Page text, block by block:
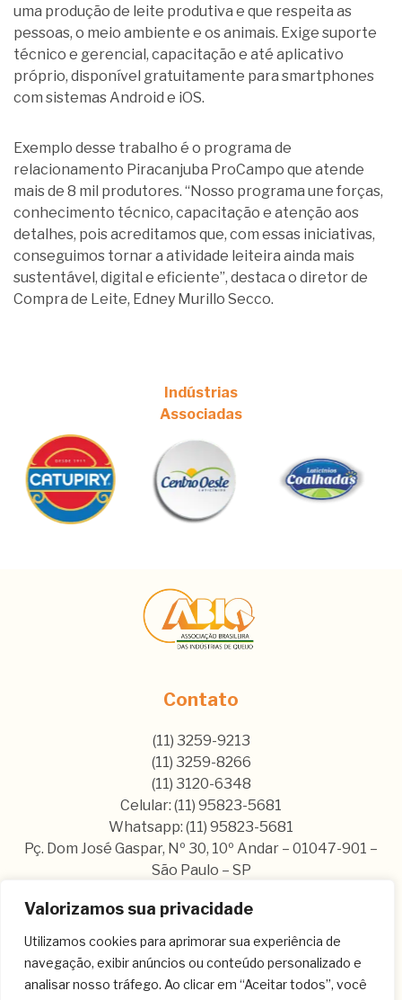
Valorizamos sua privacidade
Utilizamos cookies para aprimorar sua experiência de
navegação, exibir anúncios ou conteúdo personalizado e
analisar nosso tráfego. Ao clicar em “Aceitar todos”, você
uma produção de leite produtiva e que respeita as
pessoas, o meio ambiente e os animais. Exige suporte
técnico e gerencial, capacitação e até aplicativo
próprio, disponível gratuitamente para smartphones
com sistemasAndroid e iOS.
Exemplo desse trabalho é o programa de
relacionamento Piracanjuba ProCampo que atende
mais de 8 mil produtores. “Nosso programa une forças,
conhecimento técnico, capacitação e atenção aos
detalhes, pois acreditamos que, com essas iniciativas,
conseguimos tornar a atividade leiteira ainda mais
sustentável, digital e eficiente”, destaca o diretor de
Compra de Leite, Edney Murillo Secco.
Indústrias
Associadas
Contato
(11) 3259-9213
(11) 3259-8266
(11) 3120-6348
Celular: (11) 95823-5681
Whatsapp: (11) 95823-5681
Pç. Dom José Gaspar, Nº 30, 10º Andar – 01047-901 –
São Paulo – SP